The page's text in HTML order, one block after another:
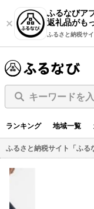
ふるなびア
返礼品がも
ふるさと納税サ
キーワードを
ランキング 地域一覧
ふるさと納税サイト「ふる